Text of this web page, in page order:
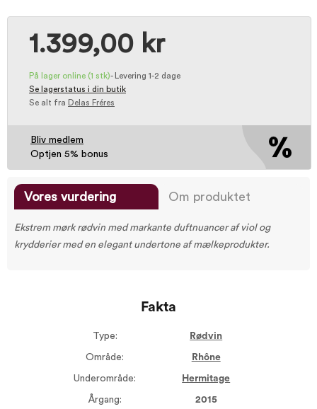
1.399,00 kr
På lager online (1 stk)-
Levering 1-2 dage
Se lagerstatus i din butik
Se alt fra Delas Fréres
Bliv medlem
Optjen 5% bonus
Vores vurdering Om produktet
Ekstrem mørk rødvin med markante duftnuancer af viol og
krydderier med en elegant undertone af mælkeprodukter.
Fakta
Type: Rødvin
Område: Rhône
Underområde: Hermitage
Årgang: 2015